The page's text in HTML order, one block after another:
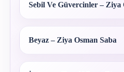
Sebil Ve Güvercinler – Ziya
Beyaz – Ziya Osman Saba